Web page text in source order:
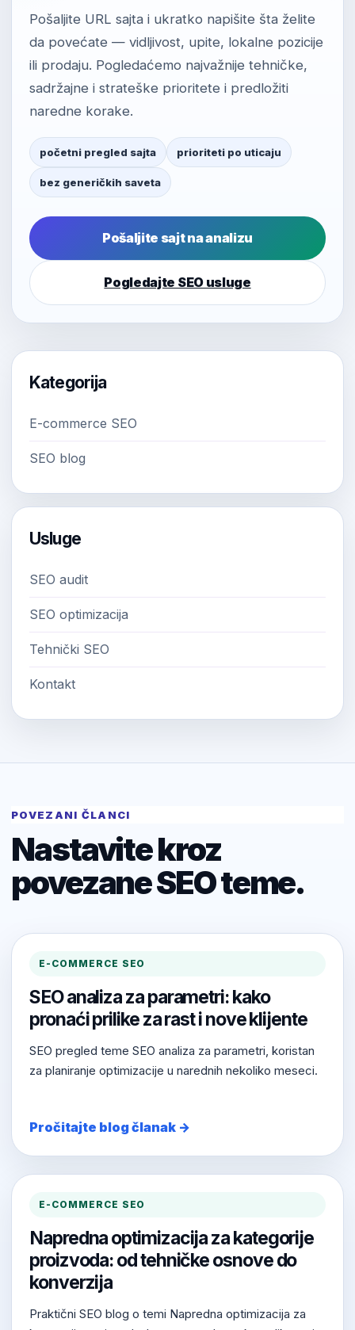
Pošaljite URL sajta i ukratko napišite šta želite
da povećate — vidljivost, upite, lokalne pozicije
ili prodaju. Pogledaćemo najvažnije tehničke,
sadržajne i strateške prioritete i predložiti
naredne korake.
početni pregled sajta prioriteti po uticaju
bez generičkih saveta
Pošaljite sajt na analizu
Pogledajte SEO usluge
Kategorija
E-commerce SEO
SEO blog
Usluge
SEO audit
SEO optimizacija
Tehnički SEO
Kontakt
POVEZANI ČLANCI
Nastavite kroz
povezane SEO teme.
E-COMMERCE SEO
SEO analiza za parametri: kako
pronaći prilike za rast i nove klijente
SEO pregled teme SEO analiza za parametri, koristan
za planiranje optimizacije u narednih nekoliko meseci.
Pročitajte blog članak →
E-COMMERCE SEO
Napredna optimizacija za kategorije
proizvoda: od tehničke osnove do
konverzija
Praktični SEO blog o temi Napredna optimizacija za